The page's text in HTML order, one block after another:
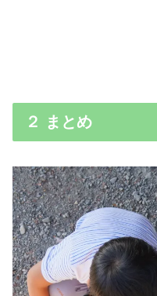
２ まとめ